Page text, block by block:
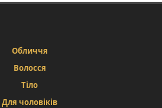
Обличчя
Волосся
Тіло
Для чоловіків